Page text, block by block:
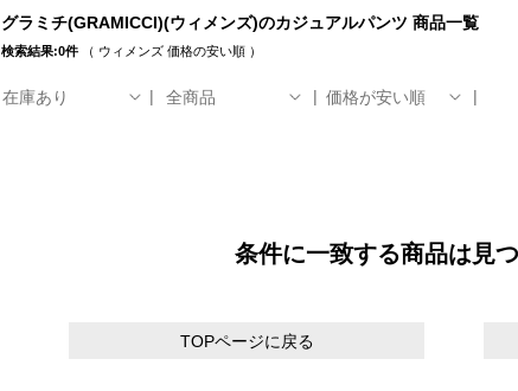
グラミチ(GRAMICCI)(ウィメンズ)のカジュアルパンツ 商品一覧
検索結果:0件（ ウィメンズ 価格の安い順）
在庫あり 全商品 価格が安い順
条件に一致する商品は見
TOPページに戻る